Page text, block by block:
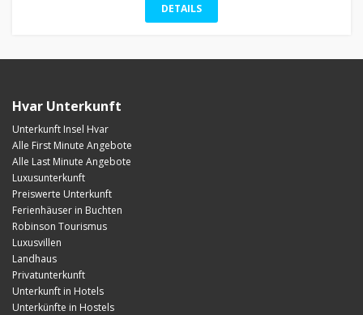
DETAILS
Hvar Unterkunft
Unterkunft Insel Hvar
Alle First Minute Angebote
Alle Last Minute Angebote
Luxusunterkunft
Preiswerte Unterkunft
Ferienhäuser in Buchten
Robinson Tourismus
Luxusvillen
Landhaus
Privatunterkunft
Unterkunft in Hotels
Unterkünfte in Hostels